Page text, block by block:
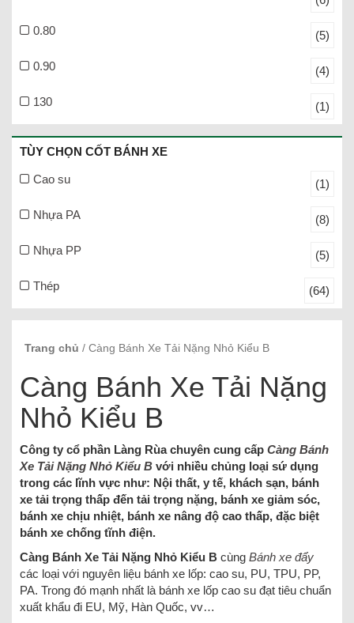
0.80 (5)
0.90 (4)
130 (1)
TÙY CHỌN CỐT BÁNH XE
Cao su (1)
Nhựa PA (8)
Nhựa PP (5)
Thép (64)
Trang chủ / Càng Bánh Xe Tải Nặng Nhỏ Kiểu B
Càng Bánh Xe Tải Nặng
Nhỏ Kiểu B
Công ty cổ phần Làng Rùa chuyên cung cấp Càng Bánh
Xe Tải Nặng Nhỏ Kiểu B với nhiều chủng loại sứ dụng
trong các lĩnh vực như: Nội thất, y tế, khách sạn, bánh
xe tải trọng thấp đến tải trọng nặng, bánh xe giảm sóc,
bánh xe chịu nhiệt, bánh xe nâng độ cao thấp, đặc biệt
bánh xe chống tĩnh điện.
Càng Bánh Xe Tải Nặng Nhỏ Kiểu B cùng Bánh xe đẩy
các loại với nguyên liệu bánh xe lốp: cao su, PU, TPU, PP,
PA. Trong đó mạnh nhất là bánh xe lốp cao su đạt tiêu chuẩn
xuất khẩu đi EU, Mỹ, Hàn Quốc, vv…